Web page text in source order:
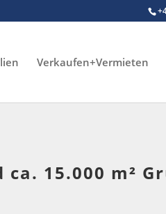
Verkaufen+Vermieten
ca. 15.000 m²